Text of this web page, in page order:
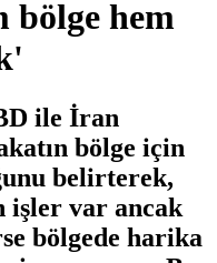
hem
ile İran
bölge için
belirterek,
işler var ancak
bölgede harika